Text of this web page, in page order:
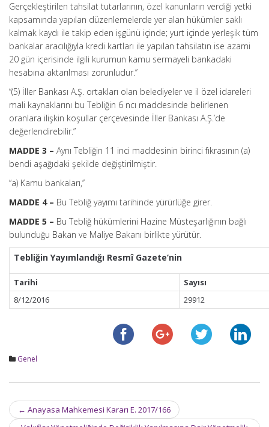
Gerçekleştirilen tahsilat tutarlarının, özel kanunların verdiği yetki
kapsamında yapılan düzenlemelerde yer alan hükümler saklı
kalmak kaydı ile takip eden işgünü içinde; yurt içinde yerleşik tüm
bankalar aracılığıyla kredi kartları ile yapılan tahsilatın ise azami
20 gün içerisinde ilgili kurumun kamu sermayeli bankadaki
hesabına aktarılması zorunludur.’’
“(5) İller Bankası A.Ş. ortakları olan belediyeler ve il özel idareleri
mali kaynaklarını bu Tebliğin 6 ncı maddesinde belirlenen
oranlara ilişkin koşullar çerçevesinde İller Bankası A.Ş.’de
değerlendirebilir.”
MADDE 3 – Aynı Tebliğin 11 inci maddesinin birinci fıkrasının (a)
bendi aşağıdaki şekilde değiştirilmiştir.
“a) Kamu bankaları,’’
MADDE 4 – Bu Tebliğ yayımı tarihinde yürürlüğe girer.
MADDE 5 – Bu Tebliğ hükümlerini Hazine Müsteşarlığının bağlı
bulunduğu Bakan ve Maliye Bakanı birlikte yürütür.
Tebliğin Yayımlandığı Resmî Gazete’nin
Tarihi
Sayısı
8/12/2016
29912
Genel
Post
navigation
← Anayasa Mahkemesi Kararı E. 2017/166